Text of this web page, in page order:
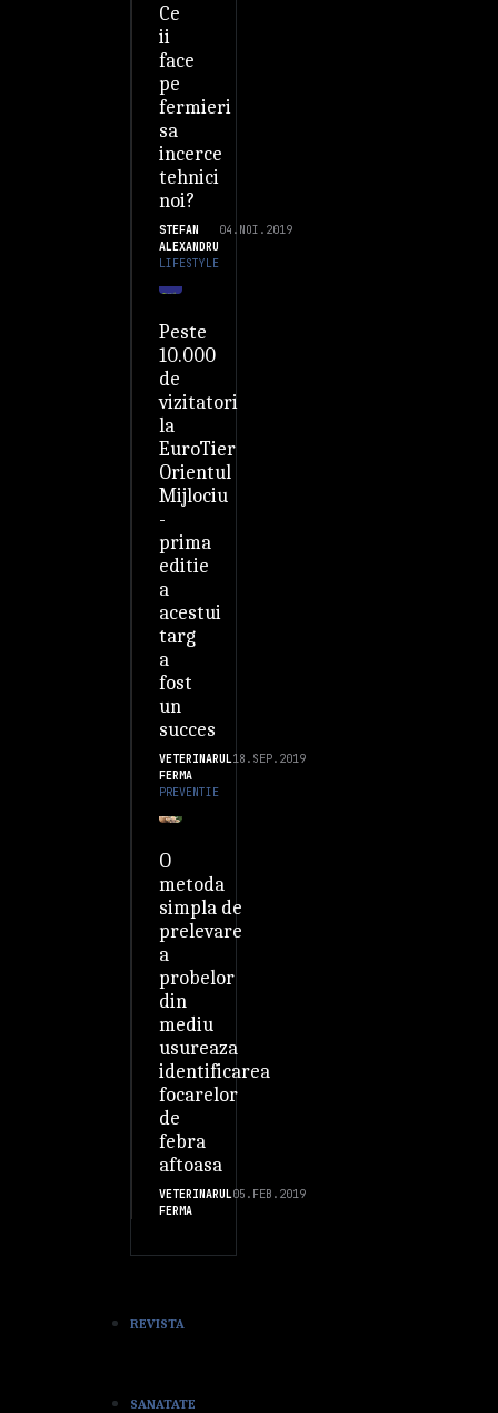
Ce
ii
face
pe
fermieri
sa
incerce
tehnici
noi?
STEFAN
ALEXANDRU
04.NOI.2019
LIFESTYLE
Peste
10.000
de
vizitatori
la
EuroTier
Orientul
Mijlociu
-
prima
editie
a
acestui
targ
a
fost
un
succes
VETERINARUL
FERMA
18.SEP.2019
PREVENTIE
O
metoda
simpla de
prelevare
a
probelor
din
mediu
usureaza
identificarea
focarelor
de
febra
aftoasa
VETERINARUL
FERMA
05.FEB.2019
REVISTA
SANATATE